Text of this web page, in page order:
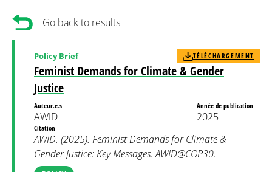
Go back to results
Feminist Demands for Climate & Gender
Justice
Policy Brief TÉLÉCHARGEMENT
Auteur.e.s
AWID
Année de publication
2025
Citation
AWID. (2025). Feminist Demands for Climate &
Gender Justice: Key Messages. AWID@COP30.